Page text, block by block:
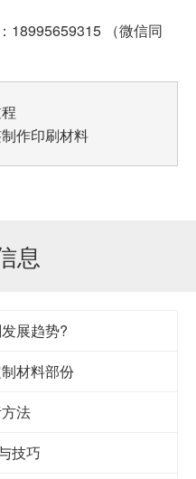
18995659315 （微信同
作印刷材料
息
展趋势?
材料部份
法
技巧